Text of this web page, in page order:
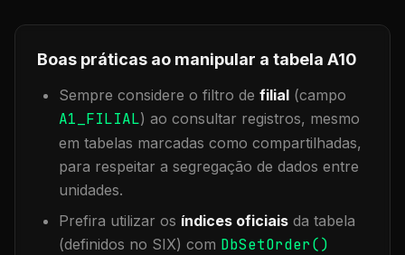
Boas práticas ao manipular a tabela A10
Sempre considere o filtro de filial (campo
A1_FILIAL) ao consultar registros, mesmo
em tabelas marcadas como compartilhadas,
para respeitar a segregação de dados entre
unidades.
Prefira utilizar os índices oficiais da tabela
(definidos no SIX) com DbSetOrder()